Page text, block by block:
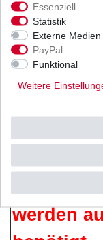
Yamaha YZ 250 2T
ACHTUNG!
Ein Satz
ist für
Sollte
werden
Essenziell
Statistik
Externe Medien
PayPal
Funktional
Weitere